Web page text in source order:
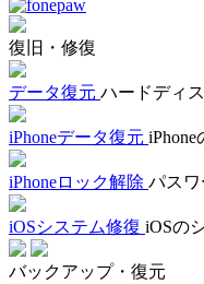
復旧・修復
データ復元 ハードディ
iPhoneデータ復元
iPhoneロック解除 パス
iOSシステム修復 iOSの
バックアップ・復元